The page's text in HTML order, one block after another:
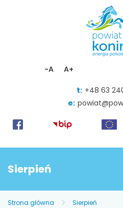
-A A+
t: +48 63
e:
Sierpień
Strona główna Sierpień